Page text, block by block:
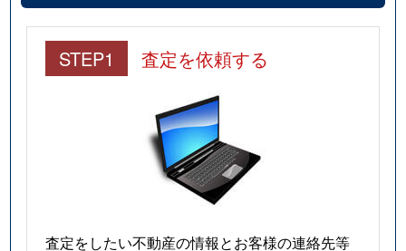
STEP1 査定を依頼する
査定をしたい不動産の情報とお客様の連絡先等